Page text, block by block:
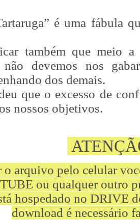
é uma fábula
também que meio
não devemos nos
dos demais.
que o excesso de
nossos objetivos.
o arquivo pelo celular
ou qualquer outro
hospedado no DRIVE
download é necessário